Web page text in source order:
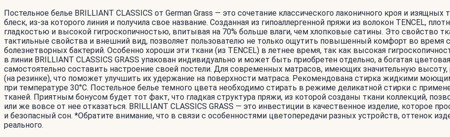
Постельное белье BRILLIANT CLASSICS от German Grass — это сочетание классического лаконичного кроя и
блеск, из-за которого линия и получила свое название. Созданная из гипоаллергенной пряжи из волокон TENCEL,
гладкостью и высокой гигроскопичностью, впитывая на 70% больше влаги, чем хлопковые сатины. Это свойство
тактильные свойства и внешний вид, позволяет пользователю не только ощутить повышенный комфорт во время
болезнетворных бактерий. Особенно хороши эти ткани (из TENCEL) в летнее время, так как высокая
в линии BRILLIANT CLASSICS GRASS упакован индивидуально и может быть приобретен отдельно, а богатая
самостоятельно составить настроение своей постели. Для современных матрасов, имеющих значительную
(на резинке), что поможет улучшить их удержание на поверхности матраса. Рекомендована стирка жидкими
при температуре 30°С. Постельное белье темного цвета необходимо стирать в режиме деликатной стирки с
тканей. Приятным бонусом будет тот факт, что гладкая структура пряжи, из которой созданы ткани коллекций,
или же вовсе от нее отказаться. BRILLIANT CLASSICS GRASS — это инвестиции в качественное изделие, которое
и безопасный сон. *Обратите внимание, что в связи с особенностями цветопередачи разных устройств, оттенок
реального.